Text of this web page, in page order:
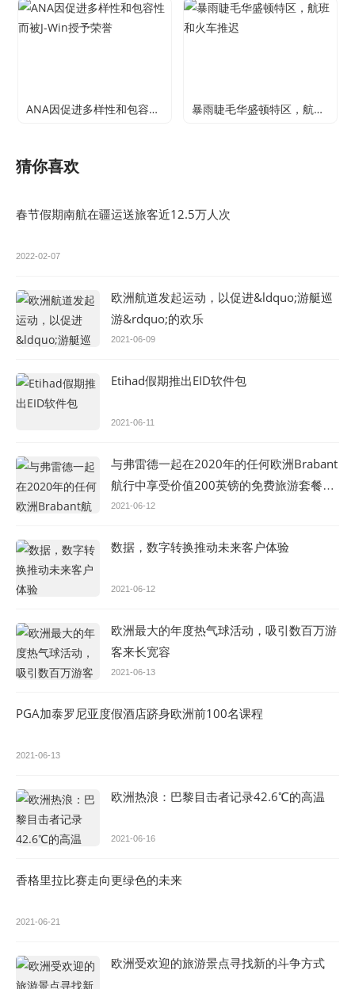
ANA因促进多样性和包容性而被J-Win授予荣誉 暴雨睫毛华盛顿特区，航班和火车推迟
猜你喜欢
春节假期南航在疆运送旅客近12.5万人次
2022-02-07
欧洲航道发起运动，以促进&ldquo;游艇巡
游&rdquo;的欢乐
2021-06-09
Etihad假期推出EID软件包
2021-06-11
与弗雷德一起在2020年的任何欧洲Brabant
航行中享受价值200英镑的免费旅游套餐。
奥尔森河游船
2021-06-12
数据，数字转换推动未来客户体验
2021-06-12
欧洲最大的年度热气球活动，吸引数百万游
客来长宽容
2021-06-13
PGA加泰罗尼亚度假酒店跻身欧洲前100名课程
2021-06-13
欧洲热浪：巴黎目击者记录42.6℃的高温
2021-06-16
香格里拉比赛走向更绿色的未来
2021-06-21
欧洲受欢迎的旅游景点寻找新的斗争方式